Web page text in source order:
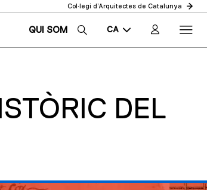
Col·legi d’Arquitectes de Catalunya
QUI SOM
CA
ES
DEL